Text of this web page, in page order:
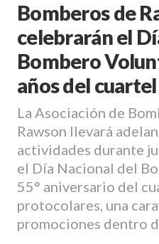
Bomberos de
celebrarán el
Bombero
años del cuartel
La Asociación de
Rawson llevará
actividades durante
el Día Nacional del
55° aniversario del
protocolares, una
promociones dentro